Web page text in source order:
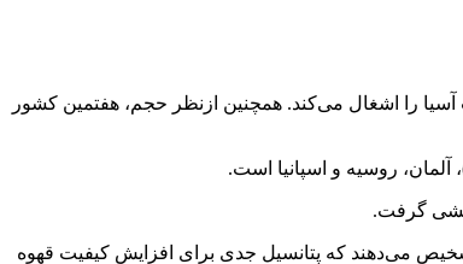
در جنوب آسیا را اشغال می‌کند. همچنین ازنظر حجم، هفتمین کشور
پیشی گرفت.
می‌دهند که پتانسیل جدی برای افزایش کیفیت قهوه